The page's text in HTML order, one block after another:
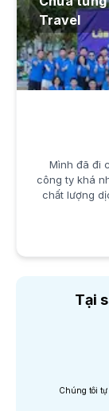
Travel
Mình đã đi
công ty khá
chất lượng
Tại
Chúng tôi